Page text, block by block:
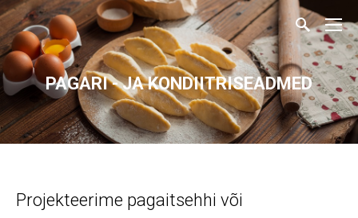
PAGARI - JA KONDIITRISEADMED
Projekteerime pagaitsehhi või